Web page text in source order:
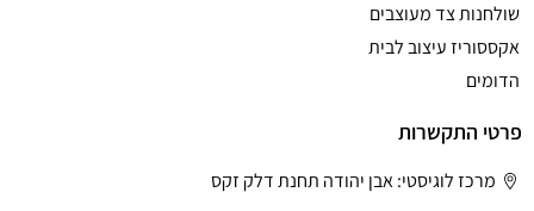
שולחנות צד מעוצבים
אקססוריז עיצוב לבית
הדומים
פרטי התקשרות
מרכז לוגיסטי: אבן יהודה תחנת דלק זקס